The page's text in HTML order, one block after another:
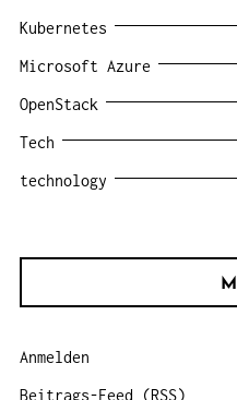
Kubernetes
Microsoft Azure
OpenStack
Tech
technology
Anmelden
Beitrags-Feed (RSS)